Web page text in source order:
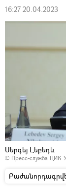
16:27 20.04.2023
Սերգեյ Լեբեդև
© Пресс-служба ЦИК